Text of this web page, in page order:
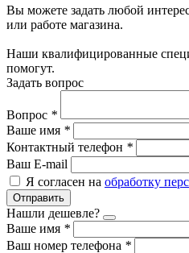
Вы можете задать любой
или работе магазина.
Наши квалифицированные
помогут.
Задать вопрос
Вопрос *
Ваше имя *
Контактный телефон *
Ваш E-mail
Я согласен на обработку
Отправить
Нашли дешевле?
Ваше имя *
Ваш номер телефона *